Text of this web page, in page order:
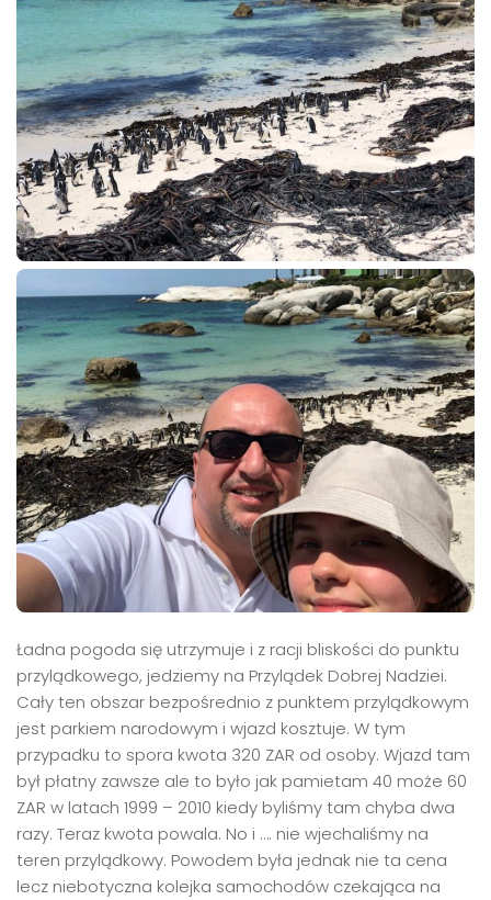
Ładna pogoda się utrzymuje i z racji bliskości do punktu
przylądkowego, jedziemy na Przylądek Dobrej Nadziei.
Cały ten obszar bezpośrednio z punktem przylądkowym
jest parkiem narodowym i wjazd kosztuje. W tym
przypadku to spora kwota 320 ZAR od osoby. Wjazd tam
był płatny zawsze ale to było jak pamietam 40 może 60
ZAR w latach 1999 – 2010 kiedy byliśmy tam chyba dwa
razy. Teraz kwota powala. No i …. nie wjechaliśmy na
teren przylądkowy. Powodem była jednak nie ta cena
lecz niebotyczna kolejka samochodów czekająca na